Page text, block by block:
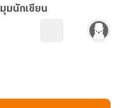
มุมนักเขียน